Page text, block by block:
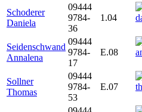
Schoderer
Daniela
09444
9784-
36
1.04
Seidenschwand
Annalena
09444
9784-
17
E.08
Sollner
Thomas
09444
9784-
53
E.07